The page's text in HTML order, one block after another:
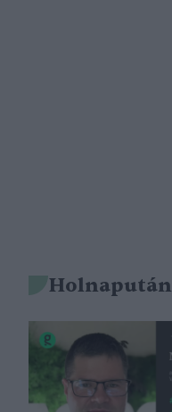
Holnapután